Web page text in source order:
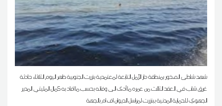
شهد شاطئ الصخور بمنطقة دار الرّمل التابعة لمعتمدية بنزرت الجنوبية ظهر اليوم الثلاثاء حادثة
غرق شاب في العقد الثالث من عمره ما أدى الى وفاته بحسب ما افاد به كمال المليتي المدير
الجهوي للحماية المدنية ببنزرت لمراسل الديوان اف ام بالجهة